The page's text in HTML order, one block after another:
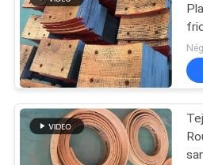
DEMANDEZ
UNE
CITATION
PLAN
Matériel de
frein